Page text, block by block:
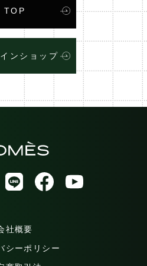
TOP
ンショップ
社概要
シーポリシー